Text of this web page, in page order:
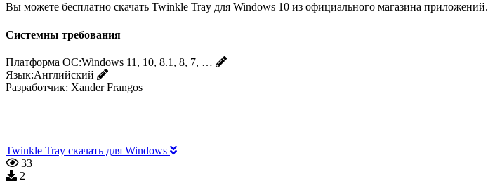
Вы можете бесплатно скачать Twinkle Tray для Windows 10 из официального магазина приложений.
Системны требования
Платформа ОС:Windows 11, 10, 8.1, 8, 7, …
Язык:Английский
Разработчик: Xander Frangos‬
Twinkle Tray скачать для Windows
33
2